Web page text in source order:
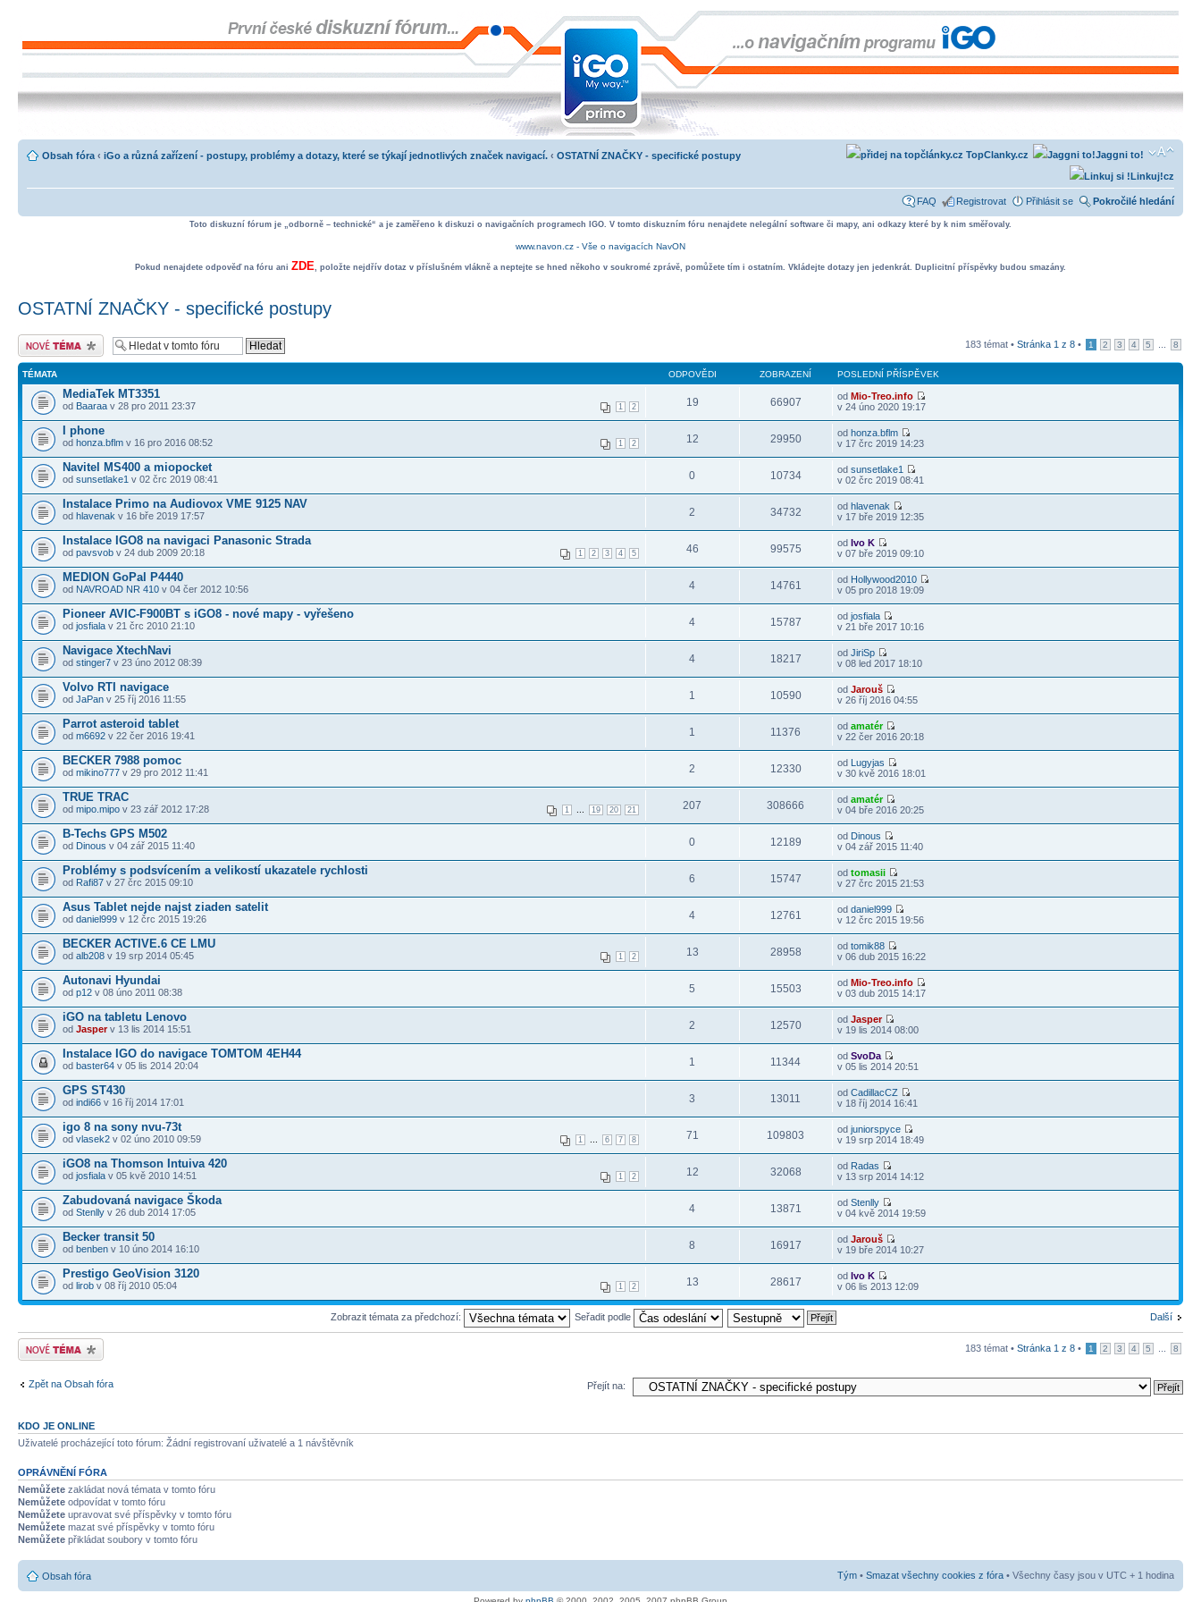
Obsah fóra ‹ iGo a různá zařízení - postupy, problémy a dotazy, které se týkají jednotlivých značek navigací. ‹ OSTATNÍ ZNAČKY - specifické postupy Jaggni to!
TopClanky.cz
Linkuj!cz
FAQ Registrovat Přihlásit se Pokročilé hledání
Toto diskuzní fórum je „odborně – technické“ a je zaměřeno k diskuzi o navigačních programech IGO. V tomto diskuzním fóru nenajdete nelegální software či mapy, ani odkazy které by k nim směřovaly.
www.navon.cz - Vše o navigacích NavON
Pokud nenajdete odpověď na fóru ani ZDE, položte nejdřív dotaz v příslušném vlákně a neptejte se hned někoho v soukromé zprávě, pomůžete tím i ostatním. Vkládejte dotazy jen jedenkrát. Duplicitní příspěvky budou smazány.
OSTATNÍ ZNAČKY - specifické postupy
Odeslat nové téma 183 témat • Stránka 1 z 8 • 1 2 3 4 5 8
TÉMATA ODPOVĚDI ZOBRAZENÍ POSLEDNÍ PŘÍSPĚVEK
MediaTek MT3351
1 2
od Baaraa v 28 pro 2011 23:37 19 66907 odMio-Treo.info
v 24 úno 2020 19:17
I phone
1 2
od honza.bflm v 16 pro 2016 08:52 12 29950 odhonza.bflm
v 17 črc 2019 14:23
Navitel MS400 a miopocket
od sunsetlake1 v 02 črc 2019 08:41 0 10734 odsunsetlake1
v 02 črc 2019 08:41
Instalace Primo na Audiovox VME 9125 NAV
od hlavenak v 16 bře 2019 17:57 2 34732 odhlavenak
v 17 bře 2019 12:35
Instalace IGO8 na navigaci Panasonic Strada
1 2 3 4 5
od pavsvob v 24 dub 2009 20:18 46 99575 odIvo K
v 07 bře 2019 09:10
MEDION GoPal P4440
od NAVROAD NR 410 v 04 čer 2012 10:56 4 14761 od Hollywood2010
v 05 pro 2018 19:09
Pioneer AVIC-F900BT s iGO8 - nové mapy - vyřešeno
od josfiala v 21 črc 2010 21:10 4 15787 odjosfiala
v 21 bře 2017 10:16
Navigace XtechNavi
od stinger7 v 23 úno 2012 08:39 4 18217 odJiriSp
v 08 led 2017 18:10
Volvo RTI navigace
od JaPan v 25 říj 2016 11:55 1 10590 odJarouš
v 26 říj 2016 04:55
Parrot asteroid tablet
od m6692 v 22 čer 2016 19:41 1 11376 odamatér
v 22 čer 2016 20:18
BECKER 7988 pomoc
od mikino777 v 29 pro 2012 11:41 2 12330 od Lugyjas
v 30 kvě 2016 18:01
TRUE TRAC
1 19 20 21
od mipo.mipo v 23 zář 2012 17:28 207 308666 odamatér
v 04 bře 2016 20:25
B-Techs GPS M502
od Dinous v 04 zář 2015 11:40 0 12189 od Dinous
v 04 zář 2015 11:40
Problémy s podsvícením a velikostí ukazatele rychlosti
od Rafi87 v 27 črc 2015 09:10 6 15747 odtomasii
v 27 črc 2015 21:53
Asus Tablet nejde najst ziaden satelit
od daniel999 v 12 črc 2015 19:26 4 12761 oddaniel999
v 12 črc 2015 19:56
BECKER ACTIVE.6 CE LMU
1 2
od alb208 v 19 srp 2014 05:45 13 28958 odtomik88
v 06 dub 2015 16:22
Autonavi Hyundai
od p12 v 08 úno 2011 08:38 5 15503 odMio-Treo.info
v 03 dub 2015 14:17
iGO na tabletu Lenovo
od Jasperv 13 lis 2014 15:51 2 12570 odJasper
v 19 lis 2014 08:00
Instalace IGO do navigace TOMTOM 4EH44
od baster64 v 05 lis 2014 20:04 1 11344 odSvoDa
v 05 lis 2014 20:51
GPS ST430
od indi66 v 16 říj 2014 17:01 3 13011 odCadillacCZ
v 18 říj 2014 16:41
igo 8 na sony nvu-73t
1 6 7 8
od vlasek2 v 02 úno 2010 09:59 71 109803 odjuniorspyce
v 19 srp 2014 18:49
iGO8 na Thomson Intuiva 420
1 2
od josfiala v 05 kvě 2010 14:51 12 32068 od Radas
v 13 srp 2014 14:12
Zabudovaná navigace Škoda
od Stenlly v 26 dub 2014 17:05 4 13871 odStenlly
v 04 kvě 2014 19:59
Becker transit 50
od benben v 10 úno 2014 16:10 8 16917 odJarouš
v 19 bře 2014 10:27
Prestigo GeoVision 3120
1 2
od lirob v 08 říj 2010 05:04 13 28617 odIvo K
v 06 lis 2013 12:09
Další
Zobrazit témata za předchozí: Seřadit podle
Odeslat nové téma 183 témat • Stránka 1 z 8 • 1 2 3 4 5 8
Zpět na Obsah fóra Přejít na:
KDO JE ONLINE
Uživatelé procházející toto fórum: Žádní registrovaní uživatelé a 1 návštěvník
OPRÁVNĚNÍ FÓRA
Nemůžete zakládat nová témata v tomto fóru
Nemůžete odpovídat v tomto fóru
Nemůžete upravovat své příspěvky v tomto fóru
Nemůžete mazat své příspěvky v tomto fóru
Nemůžete přikládat soubory v tomto fóru
Obsah fóra Tým • Smazat všechny cookies z fóra • Všechny časy jsou v UTC + 1 hodina